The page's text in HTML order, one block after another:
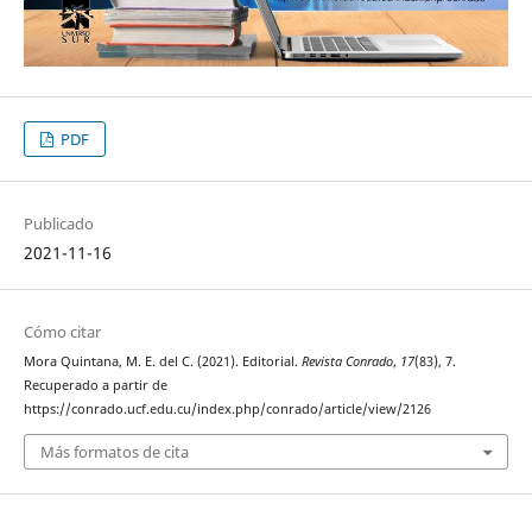
PDF
Publicado
2021-11-16
Cómo citar
Mora Quintana, M. E. del C. (2021). Editorial. Revista Conrado, 17(83), 7.
Recuperado a partir de
https://conrado.ucf.edu.cu/index.php/conrado/article/view/2126
Más formatos de cita